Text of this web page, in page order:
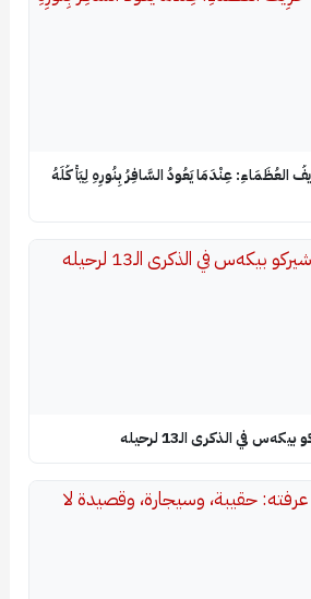
العُظَمَاءِ: عِنْدَمَا يَعُودُ السَّافِرُ بِنُورِهِ لِيَأْكُلَهُ
في الذكرى الـ13 لرحيله